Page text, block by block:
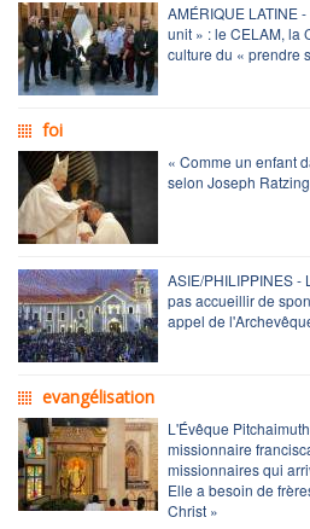
AMÉRIQUE LATINE
unit » : le CELAM, la
culture du « prendre
foi
« Comme un enfant
selon Joseph
ASIE/PHILIPPINES -
pas accueillir de
appel de
evangélisation
L'Évêque
missionnaire
missionnaires qui
Elle a besoin de
Christ »